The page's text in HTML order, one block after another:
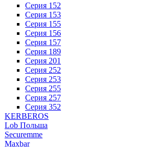
Серия 152
Серия 153
Серия 155
Серия 156
Серия 157
Серия 189
Серия 201
Серия 252
Серия 253
Серия 255
Серия 257
Серия 352
KERBEROS
Lob Польша
Securemme
Maxbar